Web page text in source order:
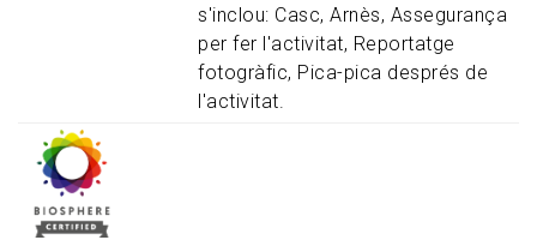
s'inclou: Casc, Arnès, Assegurança
per fer l'activitat, Reportatge
fotogràfic, Pica-pica després de
l'activitat.